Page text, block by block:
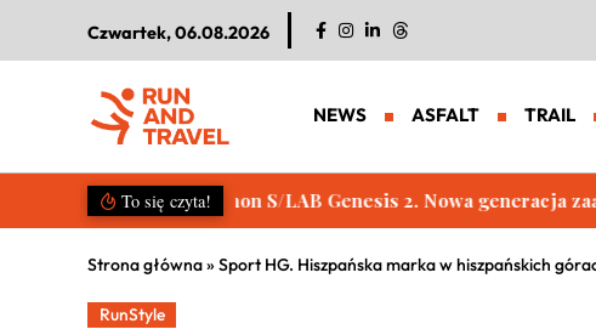
Czwartek, 06.08.2026
NEWS ASFALT TRAIL
To się czyta! Raj dla turystów. Koszmar dla biegaczy.
Strona główna» Sport HG. Hiszpańska marka w hiszpańskich
RunStyle